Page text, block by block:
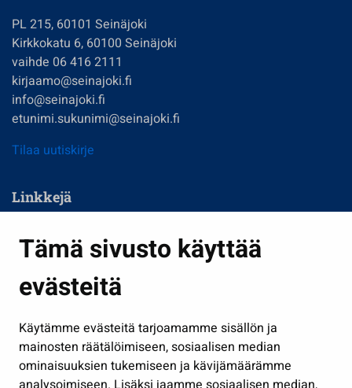
Tämä sivusto käyttää
evästeitä
Käytämme evästeitä tarjoamamme sisällön ja
mainosten räätälöimiseen, sosiaalisen median
ominaisuuksien tukemiseen ja kävijämäärämme
PL 215, 60101 Seinäjoki
Kirkkokatu 6, 60100 Seinäjoki
vaihde 06 416 2111
kirjaamo@seinajoki.fi
info@seinajoki.fi
etunimi.sukunimi@seinajoki.fi
Tilaa uutiskirje
Linkkejä
Kasvatus ja opetus
Kulttuuri ja liikunta
Työ ja yrittäminen
Osallistu ja asioi